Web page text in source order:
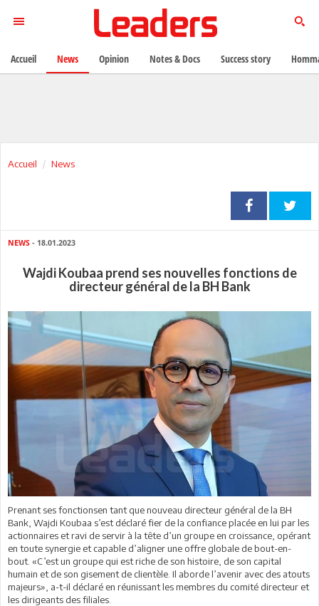
Accueil News
NEWS - 18.01.2023
Wajdi Koubaa prend ses nouvelles fonctions de
directeur général de la BH Bank
Prenant ses fonctionsen tant que nouveau directeur général de la BH
Bank, Wajdi Koubaa s’est déclaré fier de la confiance placée en lui par les
actionnaires et ravi de servir à la tête d’un groupe en croissance, opérant
en toute synergie et capable d’aligner une offre globale de bout-en-
bout. «C’est un groupe qui est riche de son histoire, de son capital
humain et de son gisement de clientèle. Il aborde l’avenir avec des atouts
majeurs», a-t-il déclaré en réunissant les membres du comité directeur et
les dirigeants des filiales.
Accueil News Opinion Notes & Docs Success story